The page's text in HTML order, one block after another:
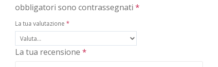
obbligatori sono contrassegnati *
La tua valutazione *
La tua recensione *